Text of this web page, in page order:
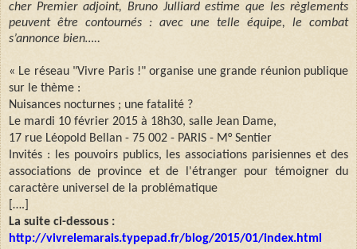
cher Premier adjoint, Bruno Julliard estime que les règlements
peuvent être contournés : avec une telle équipe, le combat
s’annonce bien…..
« Le réseau "Vivre Paris !" organise une grande réunion publique
sur le thème :
Nuisances nocturnes ; une fatalité ?
Le mardi 10 février 2015 à 18h30, salle Jean Dame,
17 rue Léopold Bellan - 75 002 - PARIS - M° Sentier
Invités : les pouvoirs publics, les associations parisiennes et des
associations de province et de l'étranger pour témoigner du
caractère universel de la problématique
[….]
La suite ci-dessous :
http://vivrelemarais.typepad.fr/blog/2015/01/index.html